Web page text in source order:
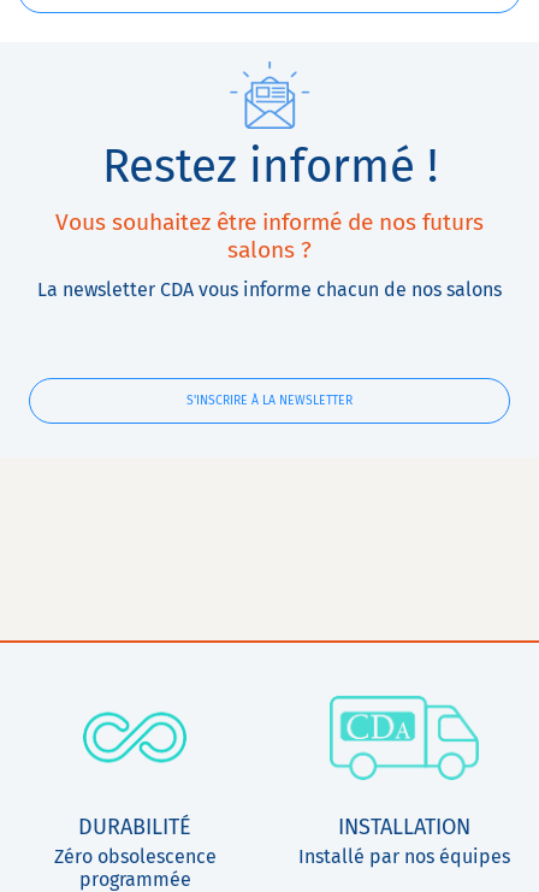
Restez informé !
Vous souhaitez être informé de nos futurs
salons ?
La newsletter CDA vous informe chacun de nos salons
S'INSCRIRE À LA NEWSLETTER
DURABILITÉ
Zéro obsolescence
programmée
INSTALLATION
Installé par nos équipes